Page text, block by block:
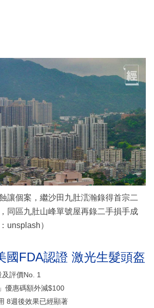
讓個案，繼沙田九肚澐瀚錄得首宗二
同區九肚山峰單號屋再錄二手損手成
unsplash）
國FDA認證 激光生髮頭盔
評價No. 1
優惠碼額外減$100
8週後效果已經顯著